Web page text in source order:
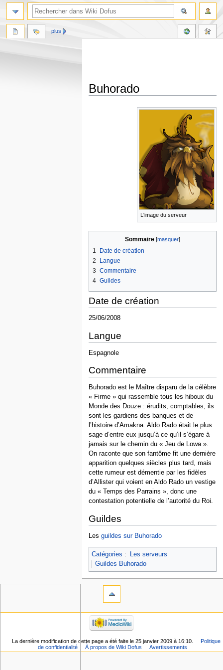
Buhorado
L'image du serveur
Sommaire
1
Date de création
2
Langue
3 Commentaire
4 Guildes
Date de création
25/06/2008
Langue
Espagnole
Commentaire
Buhorado est le Maître disparu de la célèbre
« Firme » qui rassemble tous les hiboux du
Monde des Douze : érudits, comptables, ils
sont les gardiens des banques et de
l’histoire d’Amakna. Aldo Rado était le plus
sage d’entre eux jusqu’à ce qu’il s’égare à
jamais sur le chemin du « Jeu de Lowa ».
On raconte que son fantôme fit une dernière
apparition quelques siècles plus tard, mais
cette rumeur est démentie par les fidèles
d’Allister qui voient en Aldo Rado un vestige
du « Temps des Parrains », donc une
contestation potentielle de l’autorité du Roi.
Guildes
Les guildes sur Buhorado
Catégories :
Les serveurs
Guildes Buhorado
plus
La dernière modification de cette page a été faite le 25 janvier 2009 à 16:10.
Politique
de confidentialité
À propos de Wiki Dofus Avertissements